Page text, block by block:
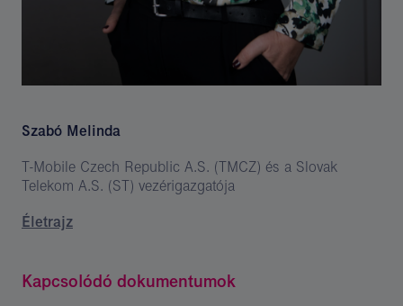
Szabó Melinda
T-Mobile Czech Republic A.S. (TMCZ) és a Slovak
Telekom A.S. (ST) vezérigazgatója
Életrajz
Kapcsolódó dokumentumok